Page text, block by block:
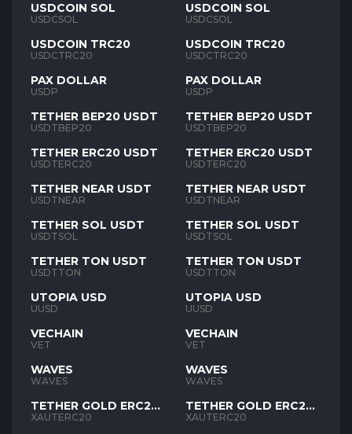
USDCOIN SOL
USDCSOL
USDCOIN TRC20
USDCTRC20
PAX DOLLAR
USDP
TETHER BEP20 USDT
USDTBEP20
TETHER ERC20 USDT
USDTERC20
TETHER NEAR USDT
USDTNEAR
TETHER SOL USDT
USDTSOL
TETHER TON USDT
USDTTON
UTOPIA USD
UUSD
VECHAIN
VET
WAVES
WAVES
TETHER GOLD ERC20
XAUT
XAUTERC20
USDCOIN SOL
USDCSOL
USDCOIN TRC20
USDCTRC20
PAX DOLLAR
USDP
TETHER BEP20 USDT
USDTBEP20
TETHER ERC20 USDT
USDTERC20
TETHER NEAR USDT
USDTNEAR
TETHER SOL USDT
USDTSOL
TETHER TON USDT
USDTTON
UTOPIA USD
UUSD
VECHAIN
VET
WAVES
WAVES
TETHER GOLD ERC20
XAUT
XAUTERC20